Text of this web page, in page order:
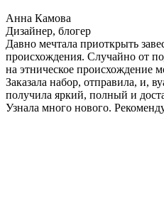
Анна Камова
Дизайнер, блогер
Давно мечтала приоткрыть
происхождения. Случайно от
на этническое происхождение
Заказала набор, отправила, и,
получила яркий, полный и
Узнала много нового.